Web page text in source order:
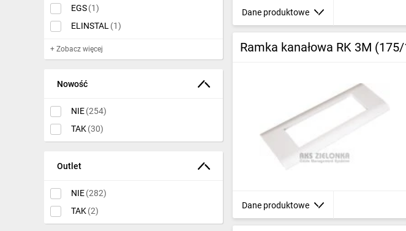
EGS(1)
ELINSTAL (1)
+ Zobacz więcej
Nowość
NIE(254)
TAK(30)
Outlet
NIE(282)
TAK(2)
Dane produktowe
Ramka kanałowa RK 3M
Dane produktowe